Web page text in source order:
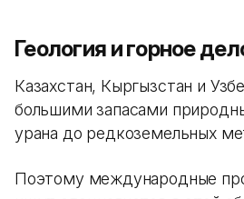
Геология и горное
Казахстан, Кыргызстан и
большими запасами
урана до редкоземельных
Поэтому международные